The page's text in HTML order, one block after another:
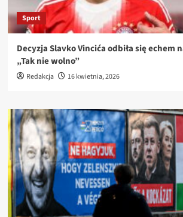
Sport
Decyzja Slavko Vincića odbiła się echem
„Tak nie wolno”
Redakcja 16 kwietnia, 2026